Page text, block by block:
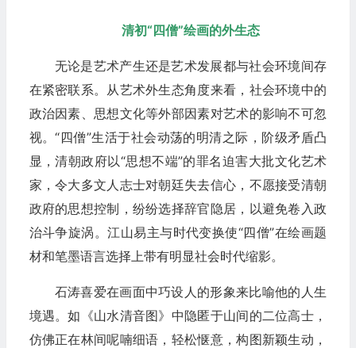
清初“四僧”绘画的外生态
无论是艺术产生还是艺术发展都与社会环境间存
在紧密联系。从艺术外生态角度来看，社会环境中的
政治因素、思想文化等外部因素对艺术的影响不可忽
视。“四僧”生活于社会动荡的明清之际，阶级矛盾凸
显，清朝政府以“思想不端”的罪名迫害大批文化艺术
家，令大多文人志士对朝廷失去信心，不愿接受清朝
政府的思想控制，纷纷选择辞官隐居，以避免卷入政
治斗争旋涡。江山易主与时代变换使“四僧”在绘画题
材和笔墨语言选择上带有明显社会时代缩影。
石涛喜爱在画面中巧设人的形象来比喻他的人生
境遇。如《山水清音图》中隐匿于山间的二位高士，
仿佛正在林间呢喃细语，轻松惬意，构图新颖生动，